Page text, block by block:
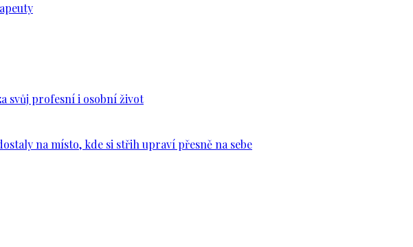
svůj profesní i osobní život
na místo, kde si střih upraví přesně na sebe